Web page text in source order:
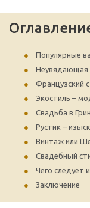
Популярные
Неувядающая
Французский
Экостиль –
Свадьба в
Рустик –
Винтаж или
Свадебный
Чего следует
Заключение